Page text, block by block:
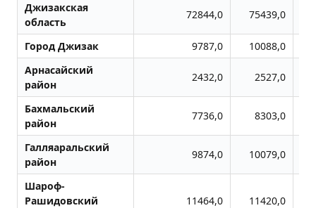
Джизакская
область
72844,0 75439,0
Город Джизак 9787,0 10088,0
Арнасайский
район
2432,0 2527,0
Бахмальский
район
7736,0 8303,0
Галляаральский
район
9874,0 10079,0
Шароф-
Рашидовский
11464,0 11420,0